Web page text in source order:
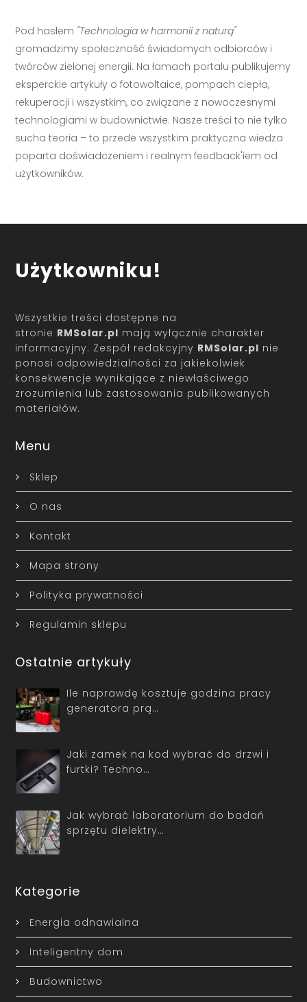
Pod hasłem "Technologia w harmonii z naturą"
gromadzimy społeczność świadomych odbiorców i
twórców zielonej energii. Na łamach portalu publikujemy
eksperckie artykuły o fotowoltaice, pompach ciepła,
rekuperacji i wszystkim, co związane z nowoczesnymi
technologiami w budownictwie. Nasze treści to nie tylko
sucha teoria – to przede wszystkim praktyczna wiedza
poparta doświadczeniem i realnym feedback'iem od
użytkowników.
Użytkowniku!
Wszystkie treści dostępne na
stronie RMSolar.pl mają wyłącznie charakter
informacyjny. Zespół redakcyjny RMSolar.pl nie
ponosi odpowiedzialności za jakiekolwiek
konsekwencje wynikające z niewłaściwego
zrozumienia lub zastosowania publikowanych
materiałów.
Menu
Sklep
O nas
Kontakt
Mapa strony
Polityka prywatności
Regulamin sklepu
Ostatnie artykuły
Ile naprawdę kosztuje godzina pracy
generatora prą…
Jaki zamek na kod wybrać do drzwi i
furtki? Techno…
Jak wybrać laboratorium do badań
sprzętu dielektry…
Kategorie
Energia odnawialna
Inteligentny dom
Budownictwo